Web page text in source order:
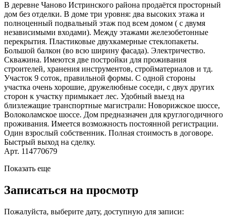
В деревне Чаново Истринского района продаётся просторный
дом без отделки. В доме три уровня: два высоких этажа и
полноценный подвальный этаж под всем домом ( с двумя
независимыми входами). Между этажами железобетонные
перекрытия. Пластиковые двухкамерные стеклопакеты.
Большой балкон (во всю ширину фасада). Электричество.
Скважина. Имеются две постройки для проживания
строителей, хранения инструментов, стройматериалов и тд.
Участок 9 соток, правильной формы. С одной стороны
участка очень хорошие, дружелюбные соседи, с двух других
сторон к участку примыкает лес. Удобный выезд на
близлежащие транспортные магистрали: Новорижское шоссе,
Волоколамское шоссе. Дом предназначен для круглогодичного
проживания. Имеется возможность постоянной регистрации.
Один взрослый собственник. Полная стоимость в договоре.
Быстрый выход на сделку.
Арт. 114770679
Показать еще
Записаться на просмотр
Пожалуйста, выберите дату, доступную для записи: